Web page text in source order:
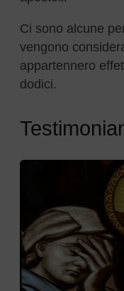
Ci sono alcune
vengono
appartennero
dodici.